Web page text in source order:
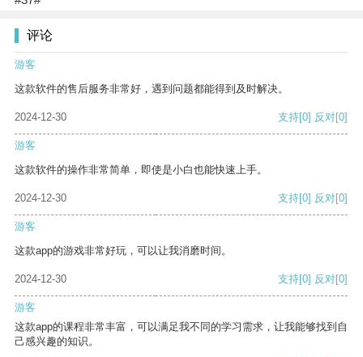
评论
游客
这款软件的售后服务非常好，遇到问题都能得到及时解决。
2024-12-30 支持[0] 反对[0]
游客
这款软件的操作非常简单，即使是小白也能快速上手。
2024-12-30 支持[0] 反对[0]
游客
这款app的游戏非常好玩，可以让我消磨时间。
2024-12-30 支持[0] 反对[0]
游客
这款app的课程非常丰富，可以满足我不同的学习需求，让我能够找到自
己感兴趣的知识。